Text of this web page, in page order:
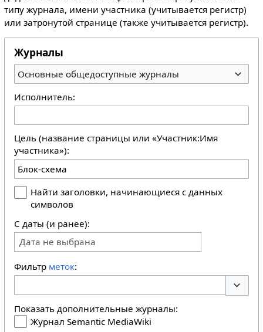
типу журнала, имени участника (учитывается регистр)
или затронутой странице (также учитывается регистр).
Журналы
Основные общедоступные журналы
Исполнитель:
Цель (название страницы или «Участник:Имя
участника»):
Найти заголовки, начинающиеся с данных
символов
С даты (и ранее):
Дата не выбрана
Фильтр меток:
Показать дополнительные журналы:
Журнал Semantic MediaWiki